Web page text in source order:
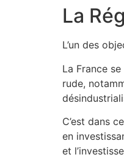
La
L’un des
La France
rude,
C’est dans
en
et